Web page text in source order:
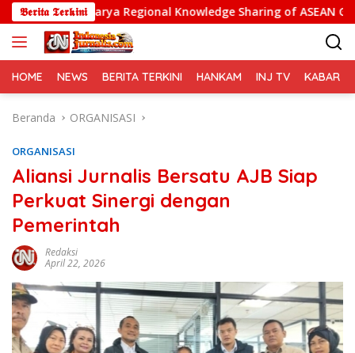
Langsung
ke
konten
𝕭𝖊𝖗𝖎𝖙𝖆 𝕿𝖊𝖗𝖐𝖎𝖓𝖎
Regional Knowledge Sharing of ASEAN Guiding
HOME NEWS BERITA TERKINI HANKAM INJ TV KABAR
Beranda ORGANISASI
ORGANISASI
Aliansi Jurnalis Bersatu AJB Siap
Perkuat Sinergi dengan
Pemerintah
Redaksi
April 22, 2026